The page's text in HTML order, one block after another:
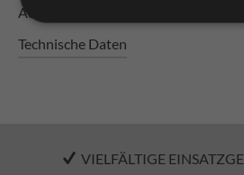
Aufhängebohrung
Technische Daten
VIELFÄLTIGE